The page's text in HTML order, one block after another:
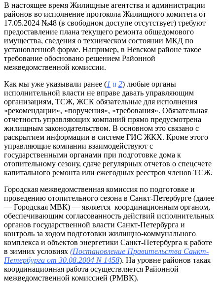
В настоящее время Жилищные агентства и администрации
районов во исполнение протокола Жилищного комитета от
17.05.2024 №48 (в свободном доступе отсутствует) требуют
предоставление плана текущего ремонта общедомового
имущества, сведения о техническом состоянии МКД по
установленной форме. Например, в Невском районе такое
требование обосновано решением Районной
межведомственной комиссии.
Как мы уже указывали ранее (1 и 2) любые органы
исполнительной власти не вправе давать управляющим
организациям, ТСЖ, ЖСК обязательные для исполнения
«рекомендации», «поручения», «требования». Обязательная
отчетность управляющих компаний прямо предусмотрена
жилищным законодательством. В основном это связано с
раскрытием информации в системе ГИС ЖКХ. Кроме этого
управляющие компании взаимодействуют с
государственными органами при подготовке дома к
отопительному сезону, сдаче регулярных отчетов о спецсчете
капитального ремонта или ежегодных реестров членов ТСЖ.
Городская межведомственная комиссия по подготовке и
проведению отопительного сезона в Санкт-Петербурге (далее
— Городская МВК) — является координационным органом,
обеспечивающим согласованность действий исполнительных
органов государственной власти Санкт-Петербурга и
контроль за ходом подготовки жилищно-коммунального
комплекса и объектов энергетики Санкт-Петербурга к работе
в зимних условиях (Постановление Правительства Санкт-
Петербурга от 30.08.2004 N 1458). На уровне районов такая
координационная работа осуществляется Районной
межведомственной комиссией (РМВК).